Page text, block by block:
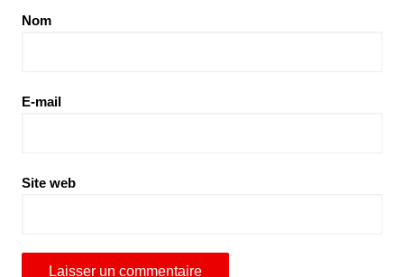
Nom
E-mail
Site web